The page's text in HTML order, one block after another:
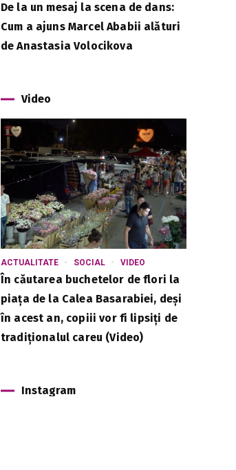
De la un mesaj la scena de dans:
Cum a ajuns Marcel Ababii alături
de Anastasia Volocikova
Video
ACTUALITATE SOCIAL VIDEO
În căutarea buchetelor de flori la
piața de la Calea Basarabiei, deși
în acest an, copiii vor fi lipsiți de
tradiționalul careu (Video)
Instagram